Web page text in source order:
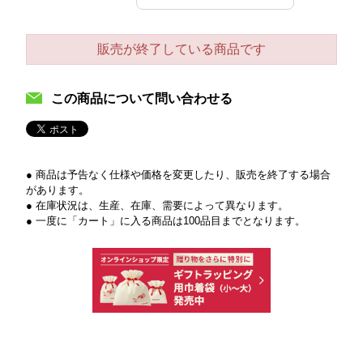
販売が終了している商品です
この商品について問い合わせる
● 商品は予告なく仕様や価格を変更したり、販売を終了する場合
があります。
● 在庫状況は、生産、在庫、需要によって異なります。
● 一度に「カート」に入る商品は100品目までとなります。